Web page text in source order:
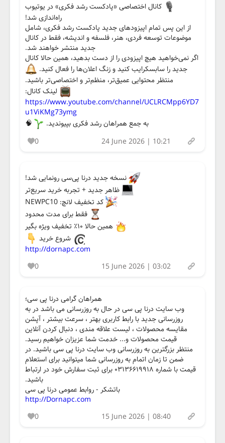
کانال اختصاصی «پادکست رشد فکری» در یوتیوب
راه‌اندازی شد!
از این پس تمام اپیزودهای جدید پادکست رشد فکری، شامل
موضوعات توسعه فردی، هنر، فلسفه و اندیشه، فقط در کانال
جدید منتشر خواهند شد.
اگر نمی‌خواهید هیچ اپیزودی را از دست بدهید، همین حالا کانال
جدید را سابسکرایب کنید و زنگ اعلان‌ها را فعال کنید.
منتظر محتوایی عمیق‌تر، منظم‌تر و اختصاصی‌تر باشید.
لینک کانال:
https://www.youtube.com/channel/UCLRCMpp6YD7
u1ViKMg73ymg
به جمع همراهان رشد فکری بپیوندید.
🧠
0
24 June 2026 | 10:21
نسخه جدید درنا پی‌سی رونمایی شد!
ظاهر جدید + تجربه خرید سریع‌تر
کد تخفیف لانچ: NEWPC10
فقط برای مدت محدود
همین حالا ۱۰٪ تخفیف ویژه بگیر
شروع خرید
http://dornapc.com
0
15 June 2026 | 03:02
همراهان گرامی درنا پی سی؛
وب سایت درنا پی سی در حال به روزرسانی می باشد در به
روزرسانی جدید با رابط کاربری بهتر ، سرعت بیشتر ، آپشن
مقایسه محصولات ، لیست علاقه مندی ، دنبال کردن آنلاین
قیمت محصولات و... خدمت شما عزیزان خواهیم رسید.
منتظر بزرگترین به روزرسانی وب سایت درنا پی سی باشید. در
ضمن تا زمان اتمام به روزرسانی شما میتوانید برای استعلام
قیمت با شماره ۰۳۱۳۶۶۱۹۹۱۸ برای ثبت سفارش خود در ارتباط
باشید.
باتشکر - روابط عمومی درنا پی سی
http://Dornapc.com
0
15 June 2026 | 08:40